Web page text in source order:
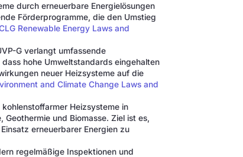
durch erneuerbare Energielösungen
Förderprogramme, die den Umstieg
Renewable Energy Laws and
G verlangt umfassende
hohe Umweltstandards eingehalten
neuer Heizsysteme auf die
and Climate Change Laws and
Heizsysteme in
und Biomasse. Ziel ist es,
erneuerbarer Energien zu
regelmäßige Inspektionen und